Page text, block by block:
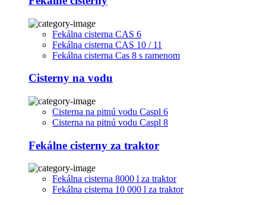
Fekálna cisterna CAS 6
Fekálna cisterna CAS 10 / 11
Fekálna cisterna Cas 8 s ramenom
Cisterny na vodu
Cisterna na pitnú vodu Caspl 6
Cisterna na pitnú vodu Caspl 8
Fekálne cisterny za traktor
Fekálna cisterna 8000 l za traktor
Fekálna cisterna 10 000 l za traktor